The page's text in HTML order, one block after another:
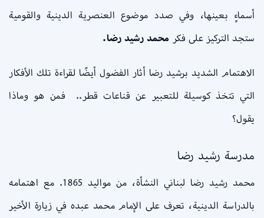
أسماءٍ بعينها، وفي صدد موضوع العنصرية الدينية والقومية
ستجد التركيز على فكر محمد رشيد رضا.
الاهتمام الشديد برشيد رضا أثار الفضول أيضًا لقراءة تلك الأفكار
التي تتخذ كوسيلة للتعبير عن قناعات قطر.. فمن هو وماذا
يقول؟
مدرسة رشيد رضا
محمد رشيد رضا لبناني النشأة، من مواليد 1865. مع اهتمامه
بالدراسة الدينية، تعرف على الإمام محمد عبده في زيارة الأخير